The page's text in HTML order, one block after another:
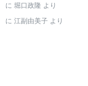
に 堀口政隆 より
に 江副由美子 より